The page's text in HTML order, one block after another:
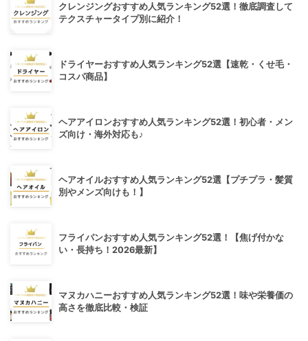
クレンジングおすすめ人気ランキング52選！徹底調査して
テクスチャータイプ別に紹介！
ドライヤーおすすめ人気ランキング52選【速乾・くせ毛・
コスパ商品】
ヘアアイロンおすすめ人気ランキング52選！初心者・メン
ズ向け・海外対応も♪
ヘアオイルおすすめ人気ランキング52選【プチプラ・髪質
別やメンズ向けも！】
フライパンおすすめ人気ランキング52選！【焦げ付かな
い・長持ち！2026最新】
マヌカハニーおすすめ人気ランキング52選！味や栄養価の
高さを徹底比較・検証